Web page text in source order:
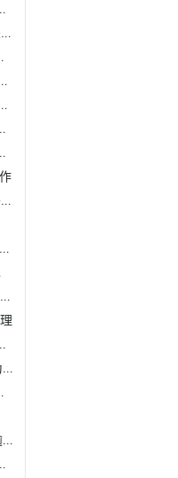
全省南北差异显著
全球媒体聚焦丨马新社：东亚-东盟伙伴关系迈入新阶段
长期价值-快看
近6年半无券商研报
口乙二醇现货合约近期基差走强
汽车技术研发！
巴佩亚马尔领衔，C...
科拓生物：公司未参与未知君创新性开发-每日精选
每日信息：受益于订单增长与产能释放 海泰科前三季度营收净...
生意社：10月23日石嘴山市场兰炭价格持稳运行 最新
办专项健康讲座
世荣兆业：公司2024年度供热业务收入为2.52亿元，占营业总收...
市场价格行情
SpaceX称识别并切断缅甸电诈园区周边逾2500台“星链”设备
实弹射击 禁止驶入